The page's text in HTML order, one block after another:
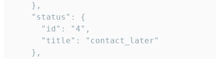
    },
    "status": {
      "id": "4",
      "title": "contact_later"
    },